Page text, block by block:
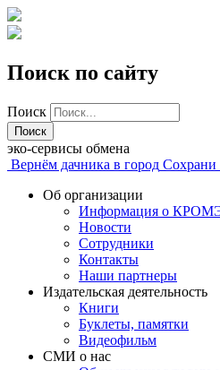
Поиск по сайту
Поиск
эко-сервисы обмена
Вернём дачника в город Сохрани
Об организации
Информация о
Новости
Сотрудники
Контакты
Наши партнеры
Издательская деятельность
Книги
Буклеты, памятки
Видеофильм
СМИ о нас